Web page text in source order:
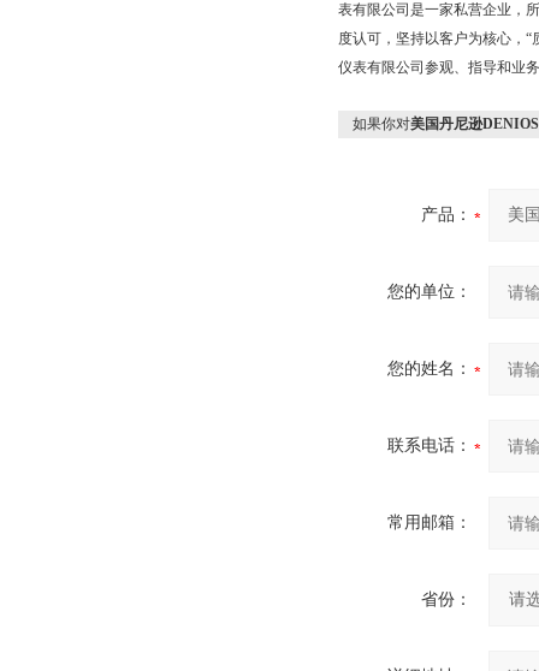
表有限公司是一家私营企业，
度认可，坚持以客户为核心，
仪表有限公司参观、指导和业
如果你对美国丹尼逊
产品：
您的单位：
您的姓名：
联系电话：
常用邮箱：
省份：